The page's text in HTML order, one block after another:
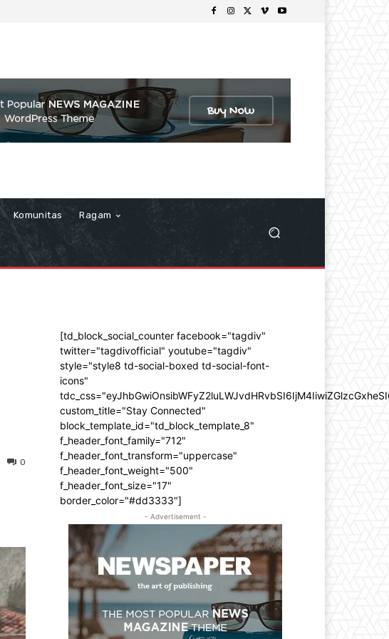
Komunitas Ragam
0
[td_block_social_counter facebook="tagdiv"
twitter="tagdivofficial" youtube="tagdiv"
style="style8 td-social-boxed td-social-font-
icons"
custom_title="Stay Connected"
block_template_id="td_block_template_8"
f_header_font_family="712"
f_header_font_transform="uppercase"
f_header_font_weight="500"
f_header_font_size="17"
border_color="#dd3333"]
- Advertisement -